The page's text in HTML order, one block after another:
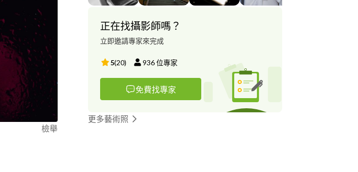
檢舉
獎典禮】- 平面攝影 2023【DGR紳士路騎】- 平面攝影
石影像】-節目剪輯 Youtube頻道【英雄說書】-節目剪輯
Youtube頻道【奇幻圖書館】-節目剪輯
正在找攝影師嗎？
立即邀請專家來完成
5(20) 936位專家
免費找專家
更多藝術照